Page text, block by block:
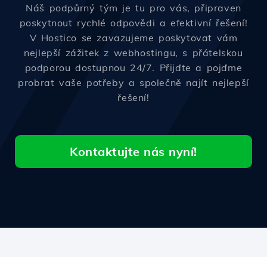
Náš podpůrný tým je tu pro vás, připraven
poskytnout rychlé odpovědi a efektivní řešení!
V Hostico se zavazujeme poskytovat vám
nejlepší zážitek z webhostingu, s přátelskou
podporou dostupnou 24/7. Přijďte a pojďme
probrat vaše potřeby a společně najít nejlepší
řešení!
Kontaktujte nás nyní!